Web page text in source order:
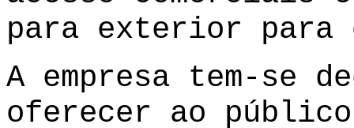
para exterior
A empresa tem-se
oferecer ao